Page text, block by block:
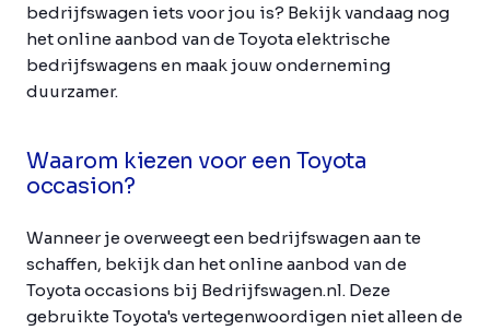
bedrijfswagen iets voor jou is? Bekijk vandaag nog
het online aanbod van de Toyota elektrische
bedrijfswagens en maak jouw onderneming
duurzamer.
Waarom kiezen voor een Toyota
occasion?
Wanneer je overweegt een bedrijfswagen aan te
schaffen, bekijk dan het online aanbod van de
Toyota occasions bij Bedrijfswagen.nl. Deze
gebruikte Toyota's vertegenwoordigen niet alleen de